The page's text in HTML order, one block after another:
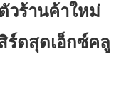
วร้านค้าใหม่
ร์ตสุดเอ็กซ์คลู